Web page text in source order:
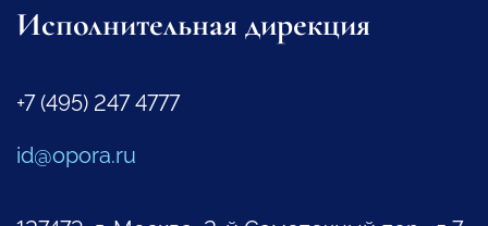
Исполнительная дирекция
+7 (495) 247 4777
id@opora.ru